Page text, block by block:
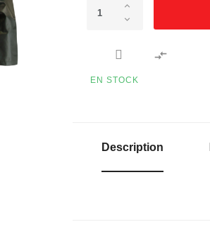

EN STOCK
Description